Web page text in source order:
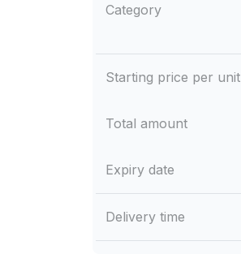
Category
Starting price per unit
Total amount
Expiry date
Delivery time